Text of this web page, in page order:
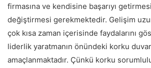
firmasına ve kendisine başarıyı
değiştirmesi gerekmektedir. Gelişim
çok kısa zaman içerisinde faydalarını
liderlik yaratmanın önündeki korku
amaçlanmaktadır. Çünkü korku